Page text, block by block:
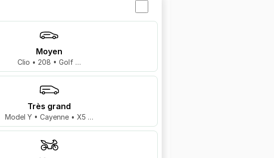
Moyen
Clio • 208 • Golf …
Très grand
Model Y • Cayenne • X5 …